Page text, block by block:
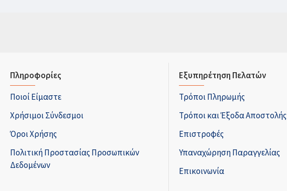
Πληροφορίες
Ποιοί Είμαστε
Χρήσιμοι Σύνδεσμοι
Όροι Χρήσης
Πολιτική Προστασίας Προσωπικών
Δεδομένων
Εξυπηρέτηση Πελατών
Τρόποι Πληρωμής
Τρόποι και Έξοδα Αποστολής
Επιστροφές
Υπαναχώρηση Παραγγελίας
Επικοινωνία